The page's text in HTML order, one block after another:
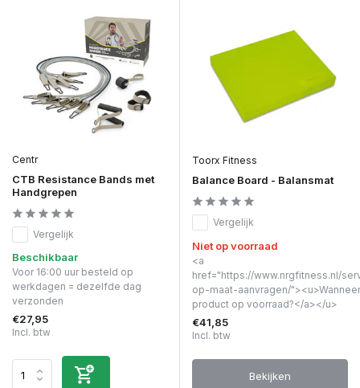
Centr
CTB Resistance Bands met
Handgrepen
Vergelijk
Beschikbaar
Voor 16:00 uur besteld op
werkdagen = dezelfde dag
verzonden
€27,95
Incl. btw
Toorx Fitness
Balance Board - Balansmat
Vergelijk
Niet op voorraad
<a
href="https://www.nrgfitness.nl/
op-maat-aanvragen/
product op voorraad?</a></u>
€41,85
Incl. btw
Bekijken